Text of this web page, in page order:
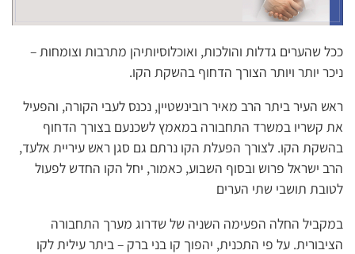
ככל שהערים גדלות והולכות, ואוכלוסיותיהן מתרבות וצומחות –
ניכר יותר ויותר הצורך הדחוף בהשקת הקו.
ראש העיר ביתר הרב מאיר רובינשטיין, נכנס לעבי הקורה, והפעיל
את קשריו במשרד התחבורה במאמץ לשכנעם בצורך הדחוף
בהשקת הקו. לצורך הפעלת הקו נרתם גם סגן ראש עיריית אלעד,
הרב ישראל פרוש ובסוף השבוע, כאמור, יחל הקו החדש לפעול
לטובת תושבי שתי הערים
במקביל החלה הפעימה השניה של שדרוג מערך התחבורה
הציבורית. על פי התכנית, יהפוך קו בני ברק – ביתר עילית לקו